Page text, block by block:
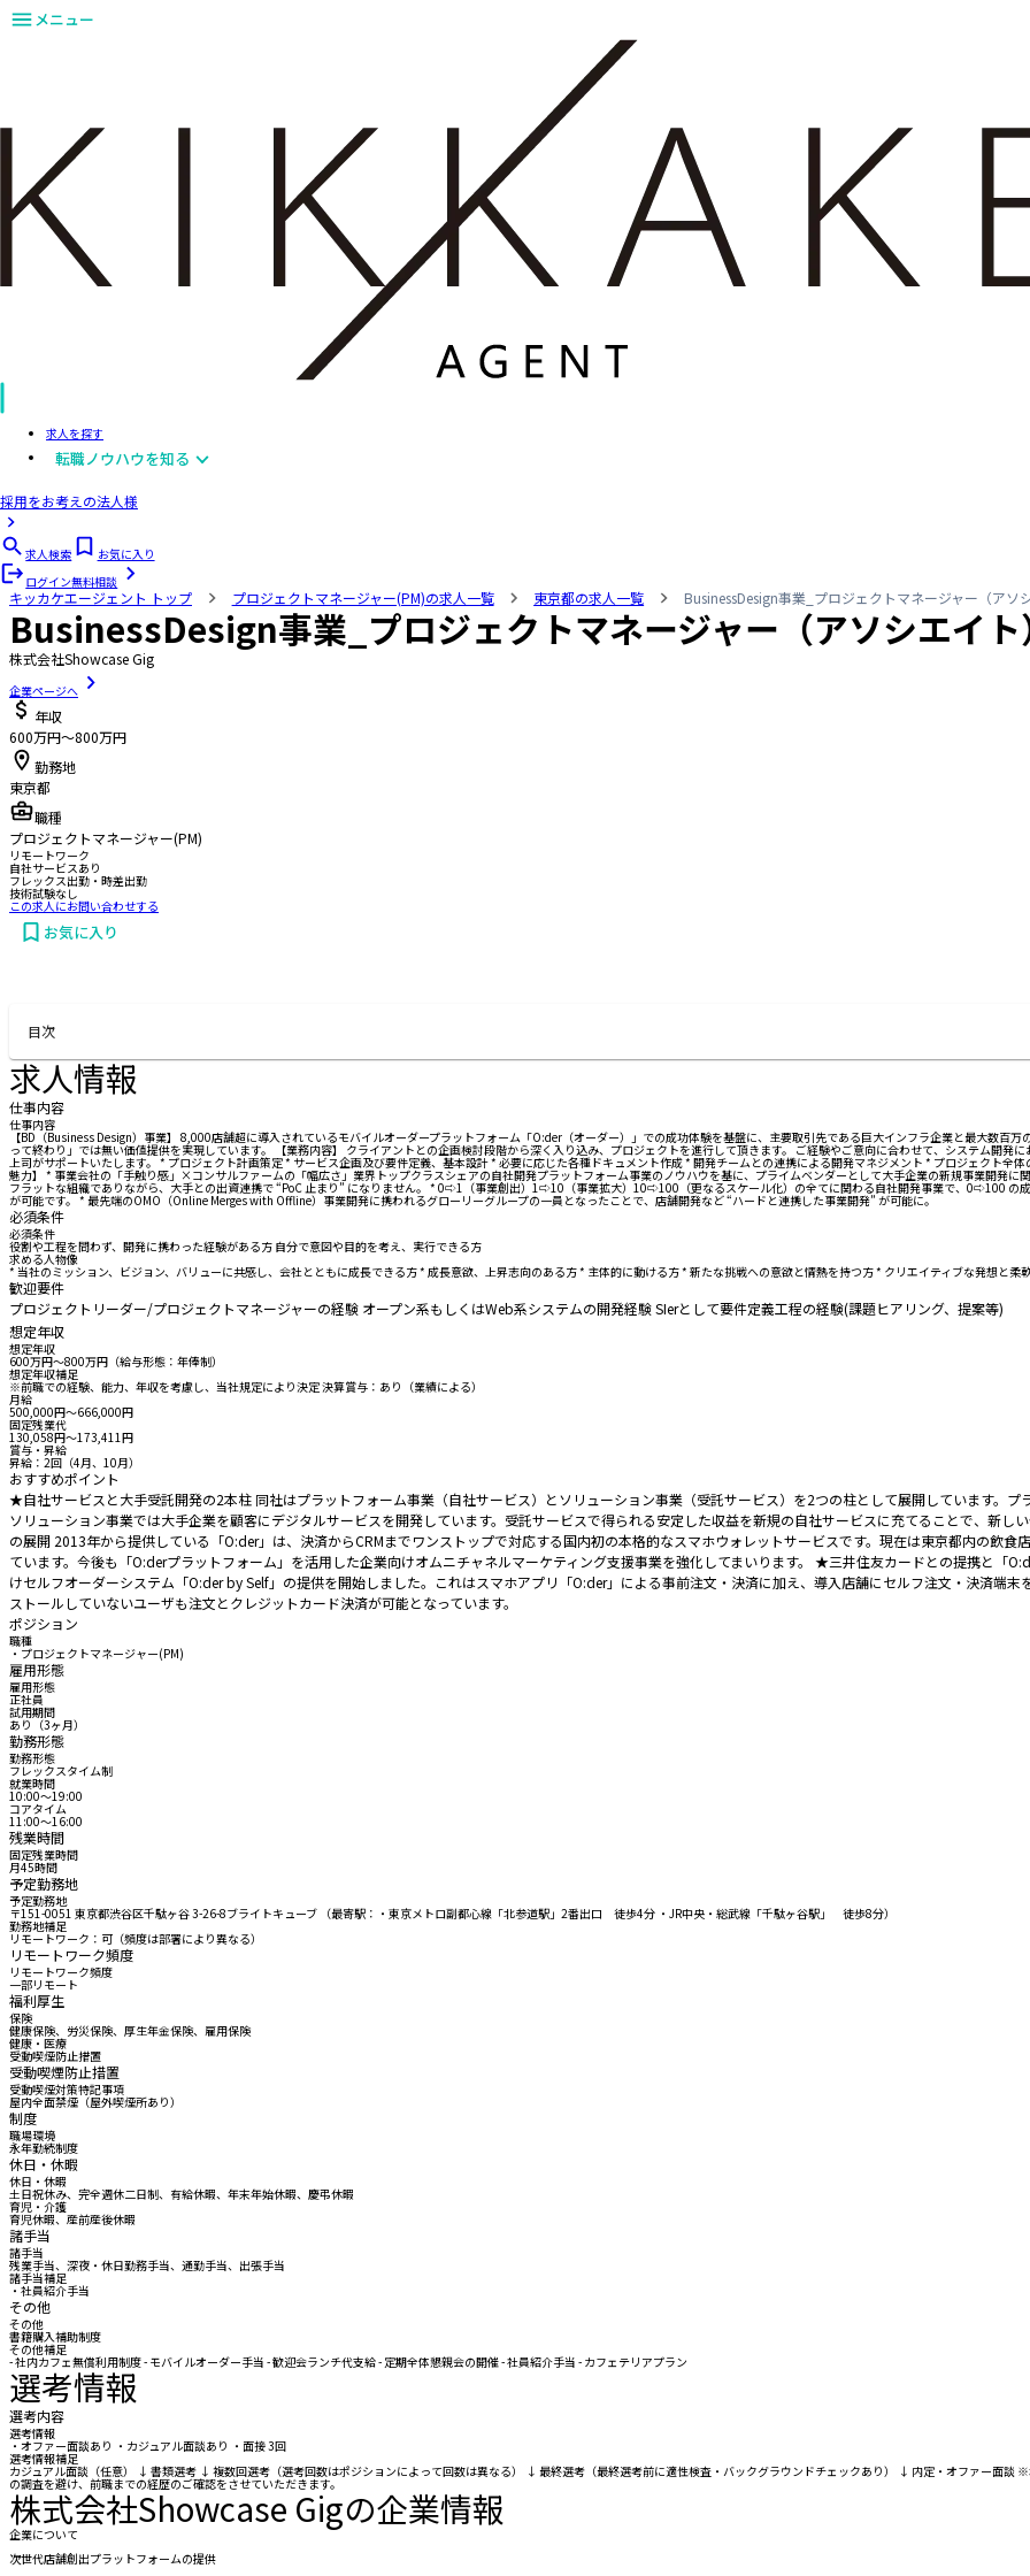
メニュー
求人を探す
転職ノウハウを知る
採用をお考えの法人様
求人検索
お気に入り
ログイン無料相談
キッカケエージェント トップ プロジェクトマネージャー(PM)の求人一覧 東京都の求人一覧 BusinessDesign事業_プロジェクトマネージャー（アソ
BusinessDesign事業_プロジェクトマネージャー（アソシエイト
株式会社Showcase Gig
企業ページへ
年収
600万円〜800万円
勤務地
東京都
職種
プロジェクトマネージャー(PM)
リモートワーク
自社サービスあり
フレックス出勤・時差出勤
技術試験なし
この求人にお問い合わせする
お気に入り
目次
求人情報
仕事内容
仕事内容
【BD（Business Design）事業】 8,000店舗超に導入されているモバイルオーダープラットフォーム「O:der（オーダー）」での成功体験を基盤に、主要取引先である巨大インフラ企業と最大数百
って終わり」では無い価値提供を実現しています。 【業務内容】 クライアントとの企画検討段階から深く入り込み、プロジェクトを進行して頂きます。 ご経験やご意向に合わせて、システム開
上司がサポートいたします。 * プロジェクト計画策定 * サービス企画及び要件定義、基本設計 * 必要に応じた各種ドキュメント作成 * 開発チームとの連携による開発マネジメント * プロジェクト全
魅力】 * 事業会社の「手触り感」×コンサルファームの「幅広さ」業界トップクラスシェアの自社開発プラットフォーム事業のノウハウを基に、プライムベンダーとして大手企業の新規事業開発
フラットな組織でありながら、大手との出資連携で “PoC 止まり” になりません。 * 0⇨1（事業創出）1⇨10（事業拡大）10⇨100（更なるスケール化）の全てに関わる自社開発事業で、0⇨100 の
が可能です。 * 最先端のOMO（Online Merges with Offline）事業開発に携われるグローリーグループの一員となったことで、店舗開発など “ハードと連携した事業開発” が可能に。
必須条件
必須条件
役割や工程を問わず、開発に携わった経験がある方 自分で意図や目的を考え、実行できる方
求める人物像
* 当社のミッション、ビジョン、バリューに共感し、会社とともに成長できる方 * 成長意欲、上昇志向のある方 * 主体的に動ける方 * 新たな挑戦への意欲と情熱を持つ方 * クリエイティブな発想と柔
歓迎要件
プロジェクトリーダー/プロジェクトマネージャーの経験 オープン系もしくはWeb系システムの開発経験 SIerとして要件定義工程の経験(課題ヒアリング、提案等)
想定年収
想定年収
600万円〜800万円（給与形態：年俸制）
想定年収補足
※前職での経験、能力、年収を考慮し、当社規定により決定 決算賞与：あり（業績による）
月給
500,000円〜666,000円
固定残業代
130,058円〜173,411円
賞与・昇給
昇給：2回（4月、10月）
おすすめポイント
★自社サービスと大手受託開発の2本柱 同社はプラットフォーム事業（自社サービス）とソリューション事業（受託サービス）を2つの柱として展開しています。プ
ソリューション事業では大手企業を顧客にデジタルサービスを開発しています。受託サービスで得られる安定した収益を新規の自社サービスに充てることで、新し
の展開 2013年から提供している「O:der」は、決済からCRMまでワンストップで対応する国内初の本格的なスマホウォレットサービスです。現在は東京都内の飲
ています。今後も「O:derプラットフォーム」を活用した企業向けオムニチャネルマーケティング支援事業を強化してまいります。 ★三井住友カードとの提携と「
けセルフオーダーシステム「O:der by Self」の提供を開始しました。これはスマホアプリ「O:der」による事前注文・決済に加え、導入店舗にセルフ注文・決済端
ストールしていないユーザも注文とクレジットカード決済が可能となっています。
ポジション
職種
・プロジェクトマネージャー(PM)
雇用形態
雇用形態
正社員
試用期間
あり（3ヶ月）
勤務形態
勤務形態
フレックスタイム制
就業時間
10:00〜19:00
コアタイム
11:00〜16:00
残業時間
固定残業時間
月45時間
予定勤務地
予定勤務地
〒151-0051 東京都渋谷区千駄ヶ谷 3-26-8ブライトキューブ （最寄駅：・東京メトロ副都心線「北参道駅」2番出口 徒歩4分 ・JR中央・総武線「千駄ヶ谷駅」 徒歩8分）
勤務地補足
リモートワーク：可（頻度は部署により異なる）
リモートワーク頻度
リモートワーク頻度
一部リモート
福利厚生
保険
健康保険、労災保険、厚生年金保険、雇用保険
健康・医療
受動喫煙防止措置
受動喫煙防止措置
受動喫煙対策特記事項
屋内全面禁煙（屋外喫煙所あり）
制度
職場環境
永年勤続制度
休日・休暇
休日・休暇
土日祝休み、完全週休二日制、有給休暇、年末年始休暇、慶弔休暇
育児・介護
育児休暇、産前産後休暇
諸手当
諸手当
残業手当、深夜・休日勤務手当、通勤手当、出張手当
諸手当補足
・社員紹介手当
その他
その他
書籍購入補助制度
その他補足
- 社内カフェ無償利用制度 - モバイルオーダー手当 - 歓迎会ランチ代支給 - 定期全体懇親会の開催 - 社員紹介手当 - カフェテリアプラン
選考情報
選考内容
選考情報
・オファー面談あり ・カジュアル面談あり ・面接 3回
選考情報補足
カジュアル面談（任意） ↓ 書類選考 ↓ 複数回選考（選考回数はポジションによって回数は異なる） ↓ 最終選考（最終選考前に適性検査・バックグラウンドチェックあり） ↓ 内定・オファー面
の調査を避け、前職までの経歴のご確認をさせていただきます。
株式会社Showcase Gigの企業情報
企業について
次世代店舗創出プラットフォームの提供